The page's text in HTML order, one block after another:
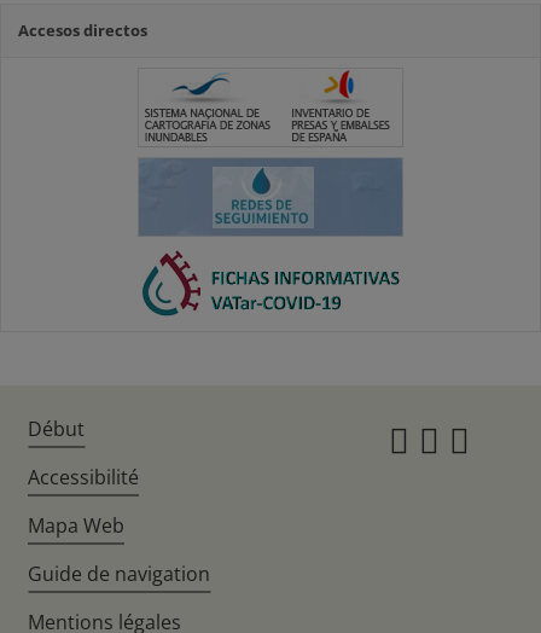
Accesos directos
Début
Accessibilité
Mapa Web
Guide de navigation
Mentions légales